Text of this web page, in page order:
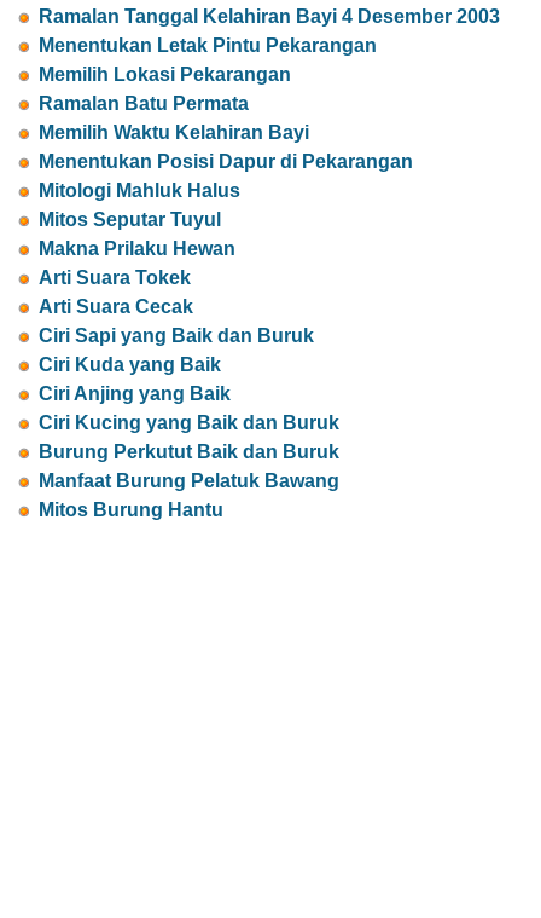
Ramalan Tanggal Kelahiran Bayi 4 Desember 2003
Menentukan Letak Pintu Pekarangan
Memilih Lokasi Pekarangan
Ramalan Batu Permata
Memilih Waktu Kelahiran Bayi
Menentukan Posisi Dapur di Pekarangan
Mitologi Mahluk Halus
Mitos Seputar Tuyul
Makna Prilaku Hewan
Arti Suara Tokek
Arti Suara Cecak
Ciri Sapi yang Baik dan Buruk
Ciri Kuda yang Baik
Ciri Anjing yang Baik
Ciri Kucing yang Baik dan Buruk
Burung Perkutut Baik dan Buruk
Manfaat Burung Pelatuk Bawang
Mitos Burung Hantu